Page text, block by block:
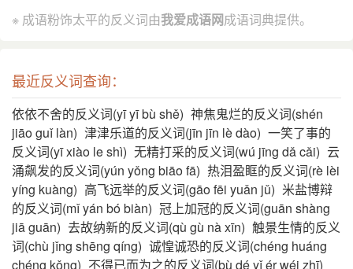
※ 成语粉饰太平的反义词由我爱成语网成语词典提供。
最近反义词查询：
依依不舍的反义词(yī yī bù shě) 神焦鬼烂的反义词(shén
jiāo guǐ làn) 津津乐道的反义词(jīn jīn lè dào) 一笑了事的
反义词(yī xiào le shì) 无精打采的反义词(wú jīng dǎ cǎi) 云
涌飙发的反义词(yún yǒng biāo fā) 热泪盈眶的反义词(rè lèi
yíng kuàng) 高飞远举的反义词(gāo fēi yuǎn jǔ) 米盐博辩
的反义词(mǐ yán bó biàn) 冠上加冠的反义词(guān shàng
jiā guān) 去故纳新的反义词(qù gù nà xīn) 触景生情的反义
词(chù jǐng shēng qíng) 诚惶诚恐的反义词(chéng huáng
chéng kǒng) 不得已而为之的反义词(bù dé yǐ ér wéi zhī)